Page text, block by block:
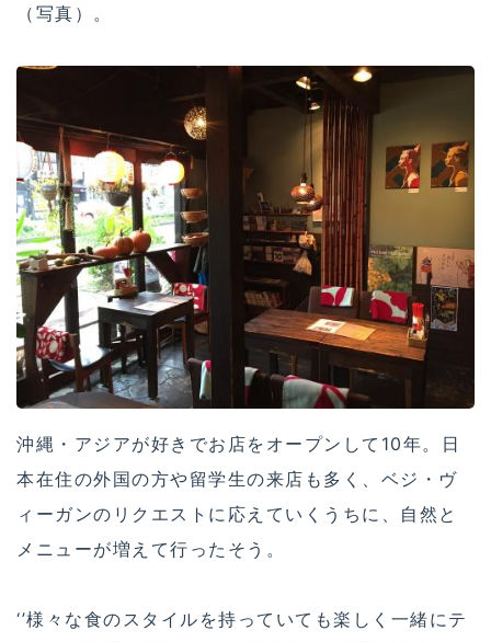
（写真）。
沖縄・アジアが好きでお店をオープンして10年。日
本在住の外国の方や留学生の来店も多く、ベジ・ヴ
ィーガンのリクエストに応えていくうちに、自然と
メニューが増えて行ったそう。
‘’様々な食のスタイルを持っていても楽しく一緒にテ